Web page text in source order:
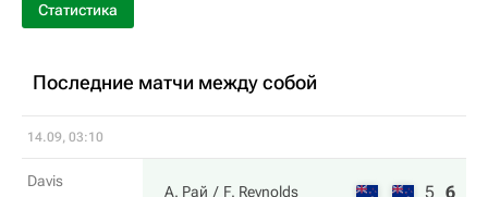
Статистика
Последние матчи между собой
14.09, 03:10
Davis
А. Рай F. Reynolds 5 6